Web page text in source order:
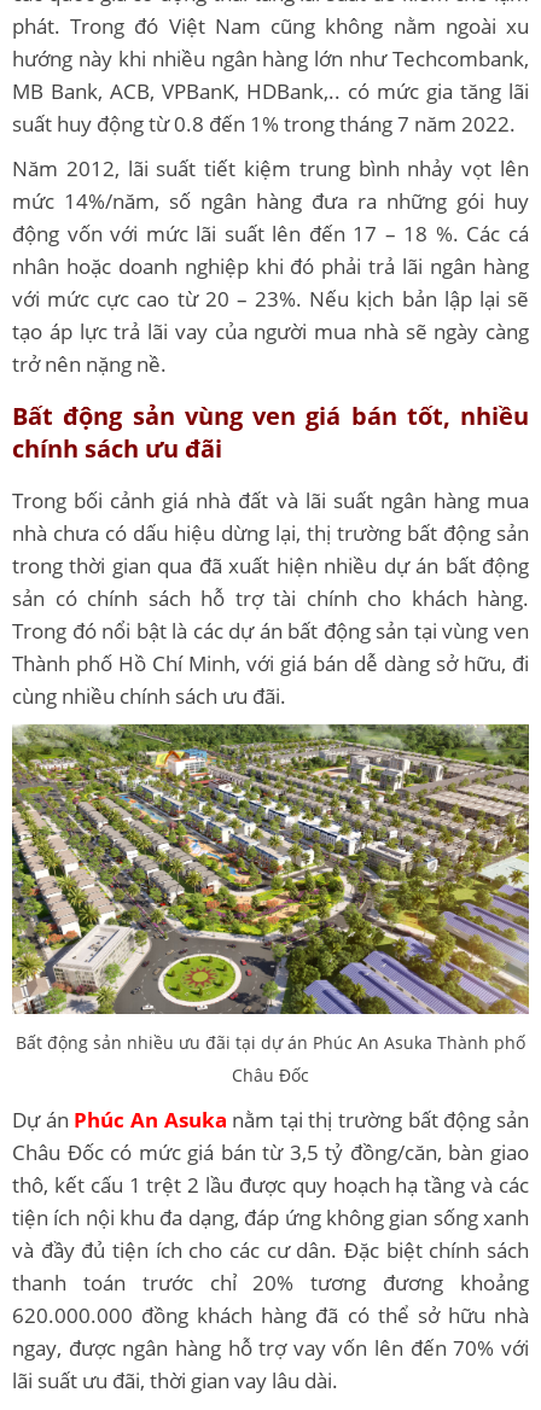
phát. Trong đó Việt Nam cũng không nằm ngoài xu
hướng này khi nhiều ngân hàng lớn như Techcombank,
MB Bank, ACB, VPBanK, HDBank,.. có mức gia tăng lãi
suất huy động từ 0.8 đến 1% trong tháng 7 năm 2022.
Năm 2012, lãi suất tiết kiệm trung bình nhảy vọt lên
mức 14%/năm, số ngân hàng đưa ra những gói huy
động vốn với mức lãi suất lên đến 17 – 18 %. Các cá
nhân hoặc doanh nghiệp khi đó phải trả lãi ngân hàng
với mức cực cao từ 20 – 23%. Nếu kịch bản lập lại sẽ
tạo áp lực trả lãi vay của người mua nhà sẽ ngày càng
trở nên nặng nề.
Bất động sản vùng ven giá bán tốt, nhiều
chính sách ưu đãi
Trong bối cảnh giá nhà đất và lãi suất ngân hàng mua
nhà chưa có dấu hiệu dừng lại, thị trường bất động sản
trong thời gian qua đã xuất hiện nhiều dự án bất động
sản có chính sách hỗ trợ tài chính cho khách hàng.
Trong đó nổi bật là các dự án bất động sản tại vùng ven
Thành phố Hồ Chí Minh, với giá bán dễ dàng sở hữu, đi
cùng nhiều chính sách ưu đãi.
Bất động sản nhiều ưu đãi tại dự án Phúc An Asuka Thành phố
Châu Đốc
Dự án Phúc An Asuka nằm tại thị trường bất động sản
Châu Đốc có mức giá bán từ 3,5 tỷ đồng/căn, bàn giao
thô, kết cấu 1 trệt 2 lầu được quy hoạch hạ tầng và các
tiện ích nội khu đa dạng, đáp ứng không gian sống xanh
và đầy đủ tiện ích cho các cư dân. Đặc biệt chính sách
thanh toán trước chỉ 20% tương đương khoảng
620.000.000 đồng khách hàng đã có thể sở hữu nhà
ngay, được ngân hàng hỗ trợ vay vốn lên đến 70% với
lãi suất ưu đãi, thời gian vay lâu dài.